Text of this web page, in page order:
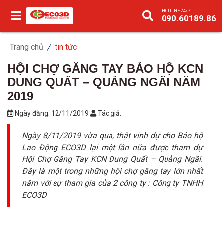
HOTLINE 24/7
090.60189.86
Trang chủ tin tức
HỘI CHỢ GĂNG TAY BẢO HỘ KCN
DUNG QUẤT – QUẢNG NGÃI NĂM
2019
Ngày đăng: 12/11/2019 Tác giả:
Ngày 8/11/2019 vừa qua, thật vinh dự cho Bảo hộ
Lao Động ECO3D lại một lần nữa được tham dự
Hội Chợ Găng Tay KCN Dung Quất – Quảng Ngãi.
Đây là một trong những hội chợ găng tay lớn nhất
năm với sự tham gia của 2 công ty : Công ty TNHH
ECO3D